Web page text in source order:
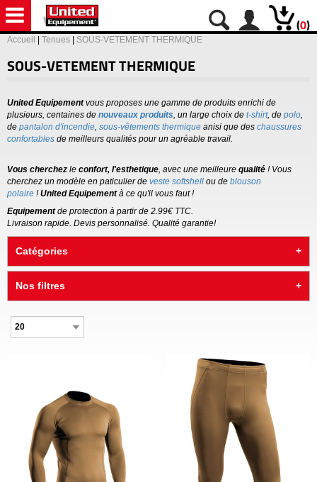
(0)
Accueil Tenues SOUS-VETEMENT THERMIQUE
SOUS-VETEMENT THERMIQUE
United Equipementvous proposes une gamme de produits enrichi de
plusieurs, centaines de nouveaux produits, un large choix de t-shirt, de polo,
de pantalon d'incendie, sous-vêtements thermique anisi que des chaussures
confortables de meilleurs qualités pour un agréable travail.
Vous cherchez le confort, l'esthetique , avec une meilleure qualité ! Vous
cherchez un modèle en paticulier de veste softshell ou de blouson
polaire !United Equipementà ce qu'il vous faut !
Equipementde protection à partir de 2.99€ TTC.
Livraison rapide. Devis personnalisé. Qualité garantie!